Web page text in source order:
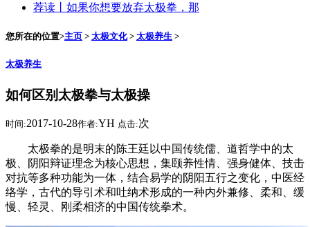
荐读丨如果你想要放弃太极拳，那
您所在的位置>主页 > 太极文化> 太极养生 >
太极养生
如何区别太极拳与太极操
时间:2017-10-28作者:YH 点击:次
太极拳的是明末的陈王廷以中国传统儒、道哲学中的太
极、阴阳辩证理念为核心思想，集颐养性情、强身健体、技击
对抗等多种功能为一体，结合易学的阴阳五行之变化，中医经
络学，古代的导引术和吐纳术形成的一种内外兼修、柔和、缓
慢、轻灵、刚柔相济的中国传统拳术。